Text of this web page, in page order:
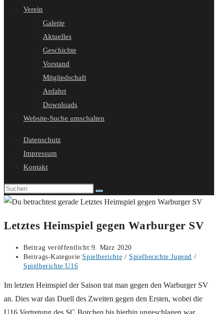
Verein
Galerie
Aktuelles
Geschichte
Vorstand
Mitgliedschaft
Anfahrt
Downloads
Website-Suche umschalten
Datenschutz
Impressum
Kontakt
Letztes Heimspiel gegen Warburger SV
Beitrag veröffentlicht:9. März 2020
Beitrags-Kategorie:Spielberichte / Spielberichte Jugend /
Spielberichte U16
Im letzten Heimspiel der Saison trat man gegen den Warburger SV
an. Dies war das Duell des Zweiten gegen den Ersten, wobei die